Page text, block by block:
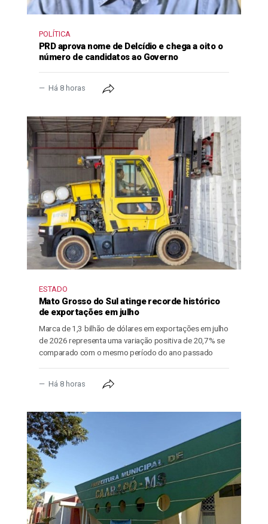
POLÍTICA
PRD aprova nome de Delcídio e chega a oito o
número de candidatos ao Governo
Há 8 horas
ESTADO
Mato Grosso do Sul atinge recorde histórico
de exportações em julho
Marca de 1,3 bilhão de dólares em exportações em julho
de 2026 representa uma variação positiva de 20,7% se
comparado com o mesmo período do ano passado
Há 8 horas